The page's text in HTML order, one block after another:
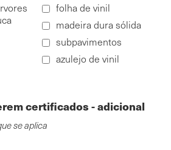
folha de vinil
madeira dura sólida
subpavimentos
azulejo de vinil
certificados - adicional
se aplica